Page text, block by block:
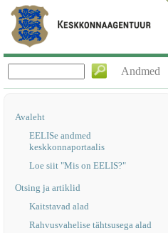
Andmed
Avaleht
EELISe andmed
keskkonnaportaalis
Loe siit "Mis on EELIS?"
Otsing ja artiklid
Kaitstavad alad
Rahvusvahelise tähtsusega alad